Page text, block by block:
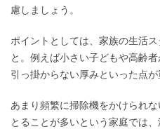
慮しましょう。
ポイントとしては、家族の生活
と。例えば小さい子どもや高齢
引っ掛からない厚みといった点が
あまり頻繁に掃除機をかけられ
とることが多いという家庭では